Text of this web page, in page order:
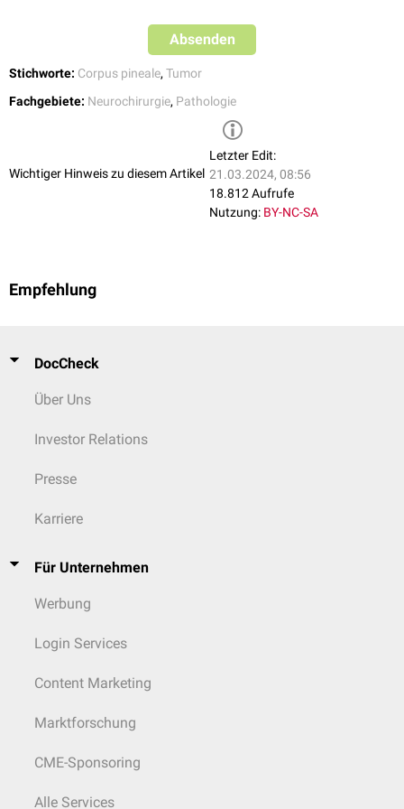
Absenden
Stichworte: Corpus pineale, Tumor
Fachgebiete: Neurochirurgie, Pathologie
Wichtiger Hinweis zu diesem Artikel
Letzter Edit:
21.03.2024, 08:56
18.812 Aufrufe
Nutzung: BY-NC-SA
Empfehlung
DocCheck
Über Uns
Investor Relations
Presse
Karriere
Für Unternehmen
Werbung
Login Services
Content Marketing
Marktforschung
CME-Sponsoring
Alle Services